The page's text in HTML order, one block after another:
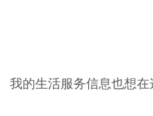
我的生活服务信息也想在